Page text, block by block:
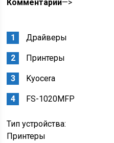
Комментарии—>
Драйверы
Принтеры
Kyocera
FS-1020MFP
Тип устройства:
Принтеры